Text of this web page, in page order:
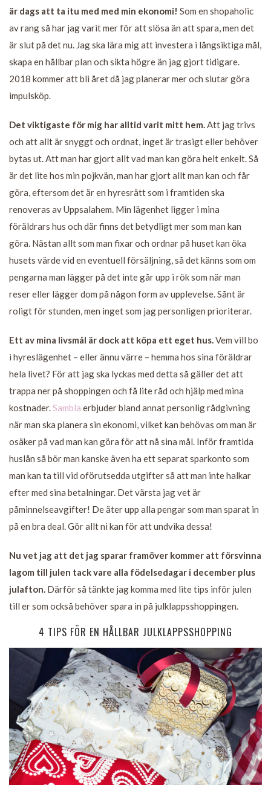
är dags att ta itu med med min ekonomi! Som en shopaholic
av rang så har jag varit mer för att slösa än att spara, men det
är slut på det nu. Jag ska lära mig att investera i långsiktiga mål,
skapa en hållbar plan och sikta högre än jag gjort tidigare.
2018 kommer att bli året då jag planerar mer och slutar göra
impulsköp.
Det viktigaste för mig har alltid varit mitt hem. Att jag trivs
och att allt är snyggt och ordnat, inget är trasigt eller behöver
bytas ut. Att man har gjort allt vad man kan göra helt enkelt. Så
är det lite hos min pojkvän, man har gjort allt man kan och får
göra, eftersom det är en hyresrätt som i framtiden ska
renoveras av Uppsalahem. Min lägenhet ligger i mina
föräldrars hus och där finns det betydligt mer som man kan
göra. Nästan allt som man fixar och ordnar på huset kan öka
husets värde vid en eventuell försäljning, så det känns som om
pengarna man lägger på det inte går upp i rök som när man
reser eller lägger dom på någon form av upplevelse. Sånt är
roligt för stunden, men inget som jag personligen prioriterar.
Ett av mina livsmål är dock att köpa ett eget hus. Vem vill bo
i hyreslägenhet – eller ännu värre – hemma hos sina föräldrar
hela livet? För att jag ska lyckas med detta så gäller det att
trappa ner på shoppingen och få lite råd och hjälp med mina
kostnader. Sambla erbjuder bland annat personlig rådgivning
när man ska planera sin ekonomi, vilket kan behövas om man är
osäker på vad man kan göra för att nå sina mål. Inför framtida
huslån så bör man kanske även ha ett separat sparkonto som
man kan ta till vid oförutsedda utgifter så att man inte halkar
efter med sina betalningar. Det värsta jag vet är
påminnelseavgifter! De äter upp alla pengar som man sparat in
på en bra deal. Gör allt ni kan för att undvika dessa!
Nu vet jag att det jag sparar framöver kommer att försvinna
lagom till julen tack vare alla födelsedagar i december plus
julafton. Därför så tänkte jag komma med lite tips inför julen
till er som också behöver spara in på julklappsshoppingen.
4 TIPS FÖR EN HÅLLBAR JULKLAPPSSHOPPING